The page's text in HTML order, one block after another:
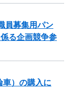
員募集用パン
る企画競争参
車）の購入に